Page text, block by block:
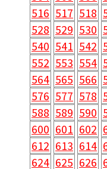
516 517 518
528 529 530
540 541 542
552 553 554
564 565 566
576 577 578
588 589 590
600 601 602
612 613 614
624 625 626